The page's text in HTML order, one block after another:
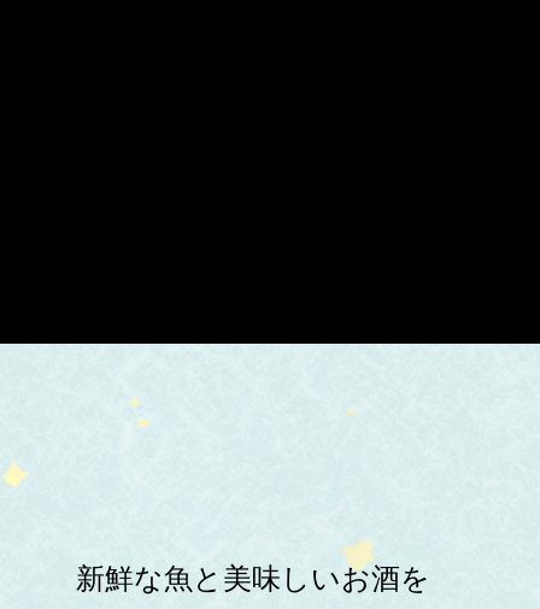
新鮮な魚と美味しいお酒を